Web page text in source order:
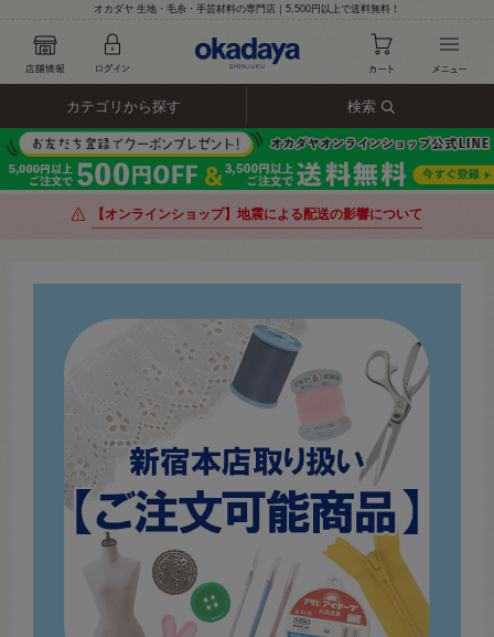
オカダヤ 生地・毛糸・手芸材料の専門店｜5,500円以上で送料無料！
カテゴリから探す 検索
【オンラインショップ】地震による配送の影響について